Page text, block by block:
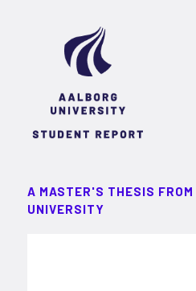
A MASTER'S THESIS FROM
UNIVERSITY